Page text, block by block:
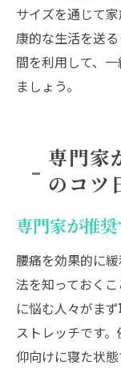
サイズを通じて
康的な生活を送
間を利用して、
ましょう。
専門家
のコツ
専門家が推
腰痛を効果的に
法を知っておく
に悩む人々がま
ストレッチです
仰向けに寝た状